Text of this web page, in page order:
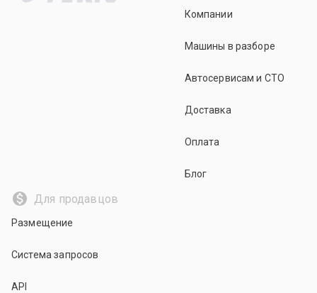
Компании
Машины в разборе
Автосервисам и СТО
Доставка
Оплата
Блог
Для продавцов
Размещение
Система запросов
API